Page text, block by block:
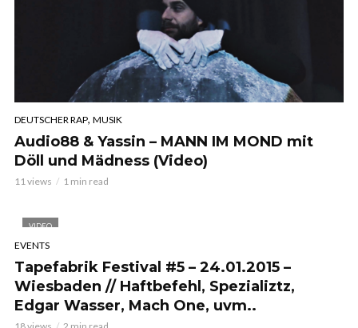
DEUTSCHER RAP, MUSIK
Audio88 & Yassin – MANN IM MOND mit
Döll und Mädness (Video)
11 views 1 min read
VIDEO
EVENTS
Tapefabrik Festival #5 – 24.01.2015 –
Wiesbaden // Haftbefehl, Spezializtz,
Edgar Wasser, Mach One, uvm..